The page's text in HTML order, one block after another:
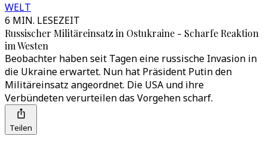
WELT
6 MIN. LESEZEIT
Russischer Militäreinsatz in Ostukraine - Scharfe Reaktion
im Westen
Beobachter haben seit Tagen eine russische Invasion in
die Ukraine erwartet. Nun hat Präsident Putin den
Militäreinsatz angeordnet. Die USA und ihre
Verbündeten verurteilen das Vorgehen scharf.
Teilen